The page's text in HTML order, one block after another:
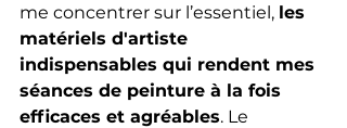
me concentrer sur l’essentiel, les
matériels d'artiste
indispensables qui rendent mes
séances de peinture à la fois
efficaces et agréables. Le